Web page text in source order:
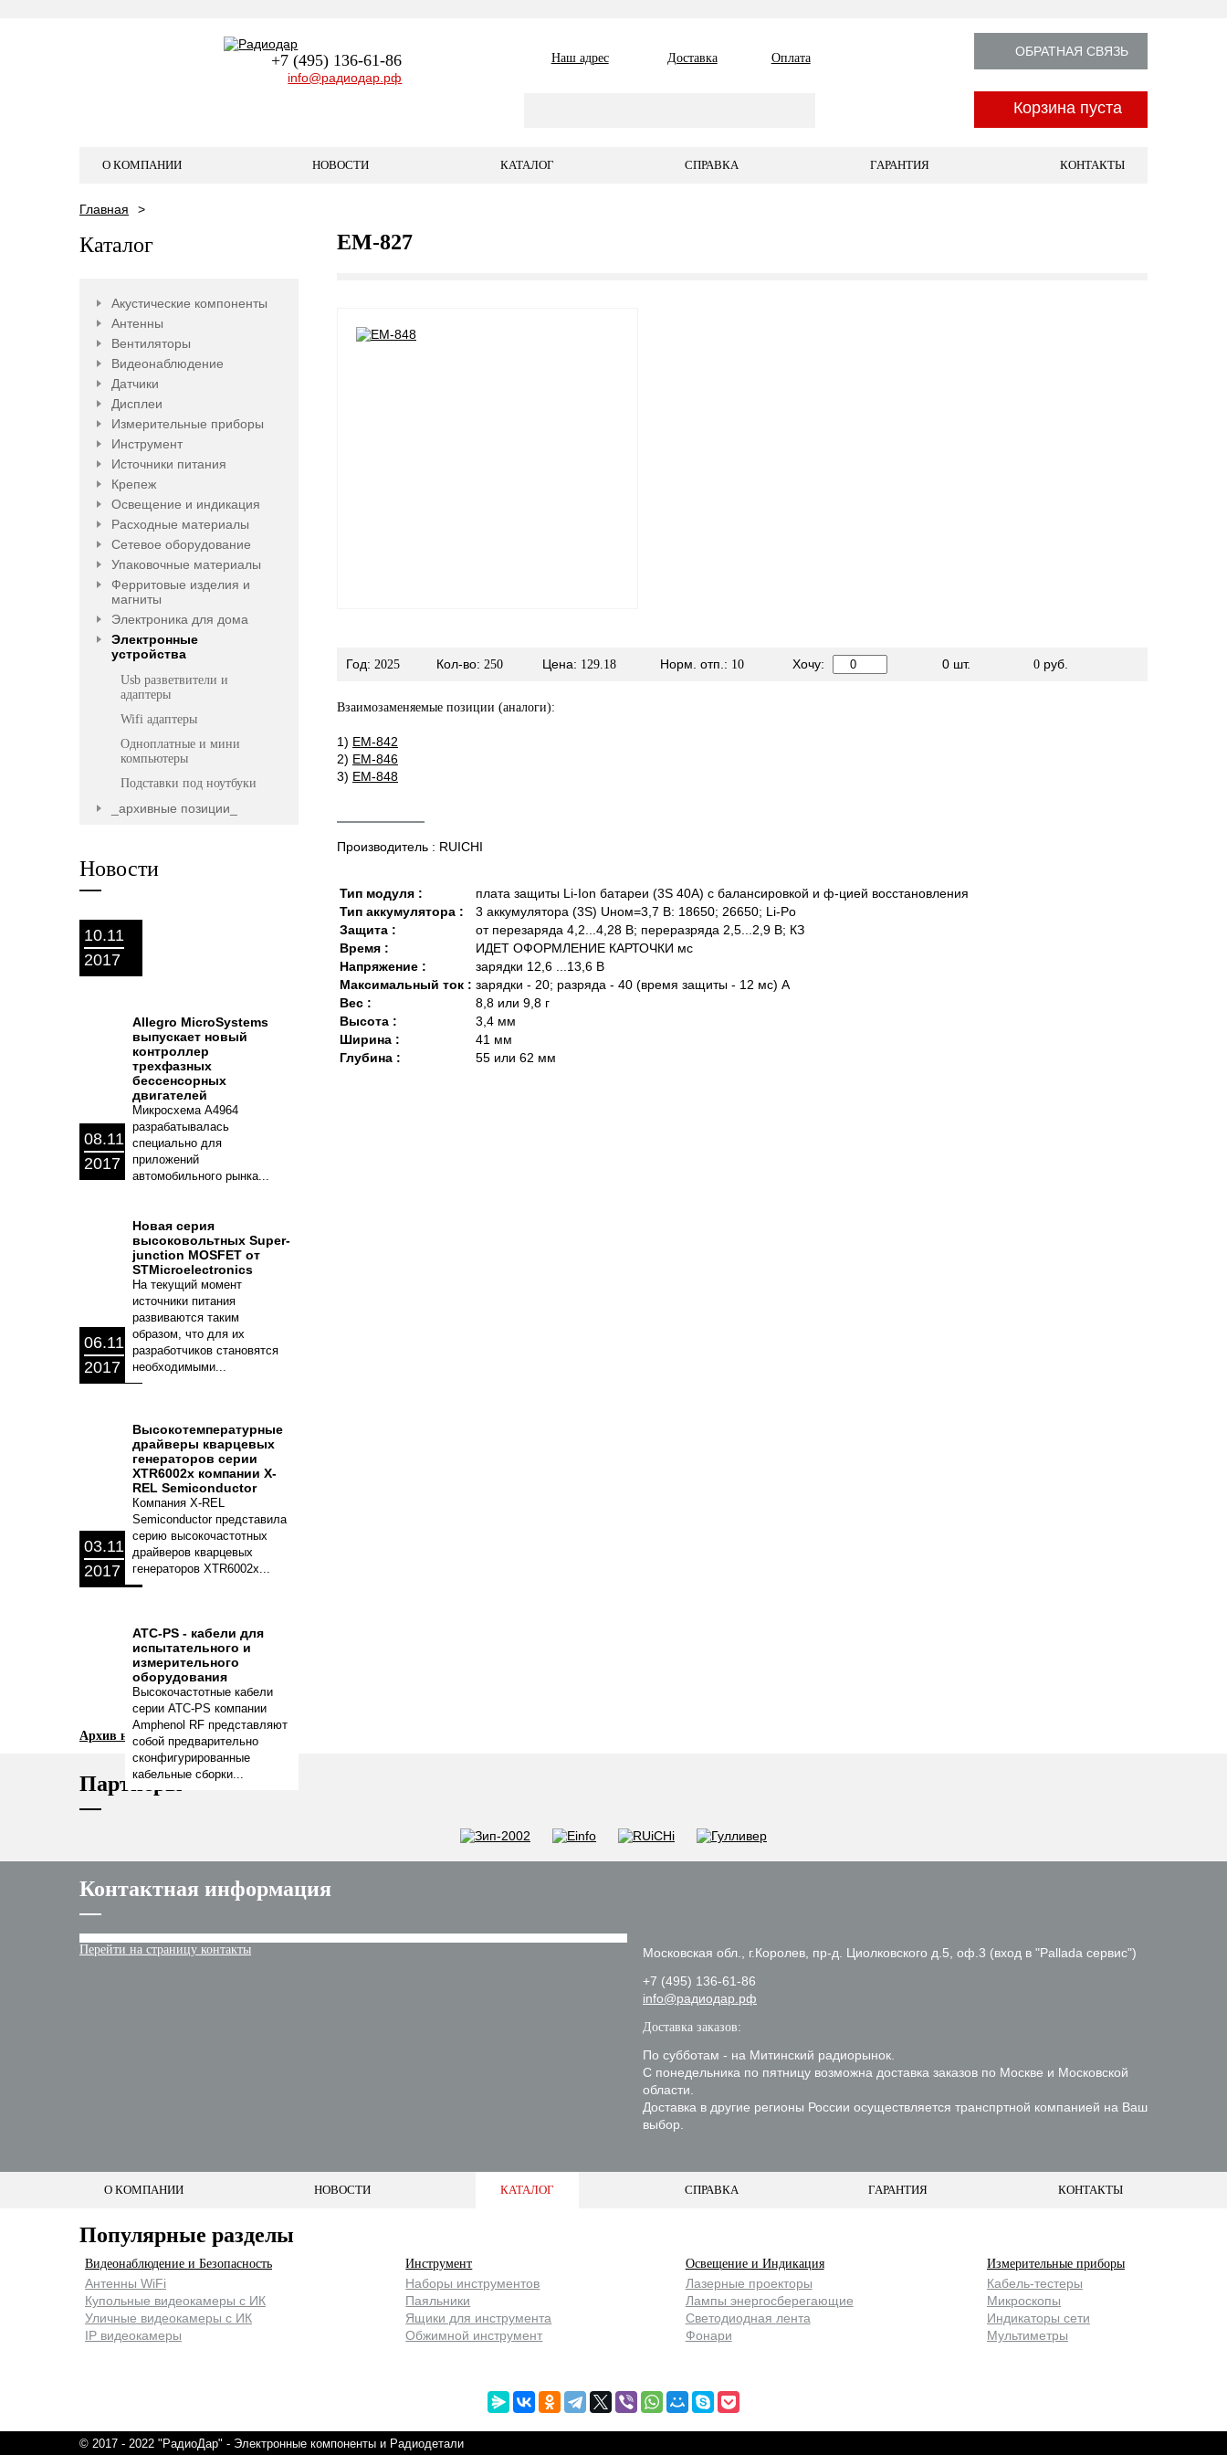
+7 (495) 136-61-86
info@радиодар.рф
Наш адрес Доставка Оплата ОБРАТНАЯ СВЯЗЬ
Корзина пуста
О КОМПАНИИ НОВОСТИ КАТАЛОГ СПРАВКА ГАРАНТИЯ КОНТАКТЫ
Главная
Каталог
Акустические компоненты
Антенны
Вентиляторы
Видеонаблюдение
Датчики
Дисплеи
Измерительные приборы
Инструмент
Источники питания
Крепеж
Освещение и индикация
Расходные материалы
Сетевое оборудование
Упаковочные материалы
Ферритовые изделия и
магниты
Электроника для дома
Электронные
устройства
Usb разветвители и
адаптеры
Wifi адаптеры
Одноплатные и мини
компьютеры
Подставки под ноутбуки
_архивные позиции_
Новости
10.11
2017
Allegro MicroSystems
выпускает новый
контроллер
трехфазных
бессенсорных
двигателей
Микросхема A4964
разрабатывалась
специально для
приложений
автомобильного рынка...
08.11
2017
Новая серия
высоковольтных Super-
junction MOSFET от
STMicroelectronics
На текущий момент
источники питания
развиваются таким
образом, что для их
разработчиков становятся
необходимыми...
06.11
2017
Высокотемпературные
драйверы кварцевых
генераторов серии
XTR6002x компании X-
REL Semiconductor
Компания X-REL
Semiconductor представила
серию высокочастотных
драйверов кварцевых
генераторов XTR6002x...
03.11
2017
ATC-PS - кабели для
испытательного и
измерительного
оборудования
Высокочастотные кабели
серии ATC-PS компании
Amphenol RF представляют
собой предварительно
сконфигурированные
кабельные сборки...
Архив новостей
EM-827
Год: 2025 Кол-во: 250 Цена: 129.18 Норм. отп.: 10 Хочу: 0 шт. 0 руб.
Взаимозаменяемые позиции (аналоги):
1) EM-842
2) EM-846
3) EM-848
Производитель : RUICHI
Тип модуля :
плата защиты Li-Ion батареи (3S 40A) с балансировкой и ф-цией восстановления
Тип аккумулятора :
3 аккумулятора (3S) Uном=3,7 В: 18650; 26650; Li-Po
Защита :
от перезаряда 4,2...4,28 В; переразряда 2,5...2,9 В; КЗ
Время :
ИДЕТ ОФОРМЛЕНИЕ КАРТОЧКИ мс
Напряжение :
зарядки 12,6 ...13,6 В
Максимальный ток : зарядки - 20; разряда - 40 (время защиты - 12 мс) А
Вес :
8,8 или 9,8 г
Высота :
3,4 мм
Ширина :
41 мм
Глубина :
55 или 62 мм
Партнеры
Контактная информация
Перейти на страницу контакты
Московская обл., г.Королев, пр-д. Циолковского д.5, оф.3 (вход в "Pallada сервис")
+7 (495) 136-61-86
info@радиодар.рф
Доставка заказов:
По субботам - на Митинский радиорынок.
С понедельника по пятницу возможна доставка заказов по Москве и Московской
области.
Доставка в другие регионы России осуществляется транспртной компанией на Ваш
выбор.
О КОМПАНИИ НОВОСТИ КАТАЛОГ СПРАВКА ГАРАНТИЯ КОНТАКТЫ
Популярные разделы
Видеонаблюдение и Безопасность
Антенны WiFi
Купольные видеокамеры с ИК
Уличные видеокамеры с ИК
IP видеокамеры
Инструмент
Наборы инструментов
Паяльники
Ящики для инструмента
Обжимной инструмент
Освещение и Индикация
Лазерные проекторы
Лампы энергосберегающие
Светодиодная лента
Фонари
Измерительные приборы
Кабель-тестеры
Микроскопы
Индикаторы сети
Мультиметры
© 2017 - 2022 "РадиоДар" - Электронные компоненты и Радиодетали